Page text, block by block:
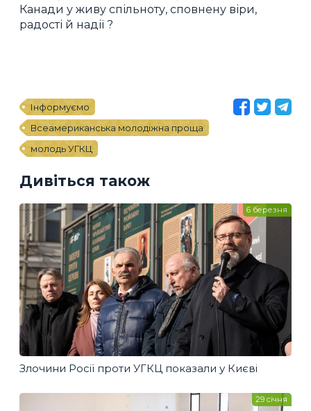
Канади у живу спільноту, сповнену віри,
радості й надії ?
Інформуємо
Всеамериканська молодіжна проща
молодь УГКЦ
Дивіться також
Злочини Росії проти УГКЦ показали у Києві
6 березня
29 січня